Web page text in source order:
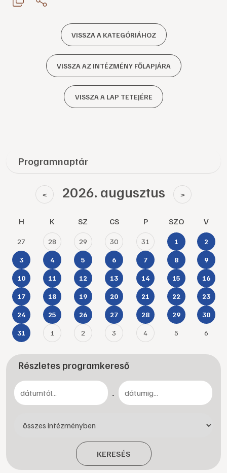
VISSZA A KATEGÓRIÁHOZ
VISSZA AZ INTÉZMÉNY FŐLAPJÁRA
VISSZA A LAP TETEJÉRE
Programnaptár
< 2026. augusztus >
H K SZ CS P SZO V
27 28 29 30 31 1 2
3 4 5 6 7 8 9
10 11 12 13 14 15 16
17 18 19 20 21 22 23
24 25 26 27 28 29 30
31 1 2 3 4 5 6
Részletes programkereső
-
KERESÉS